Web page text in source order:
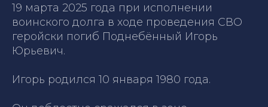
19 марта 2025 года при исполнении
воинского долга в ходе проведения СВО
геройски погиб Поднебённый Игорь
Юрьевич.
Игорь родился 10 января 1980 года.